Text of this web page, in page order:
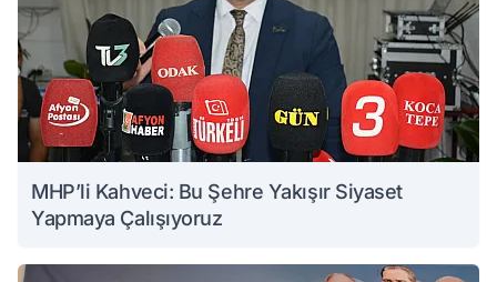
MHP’li Kahveci: Bu Şehre Yakışır Siyaset
Yapmaya Çalışıyoruz